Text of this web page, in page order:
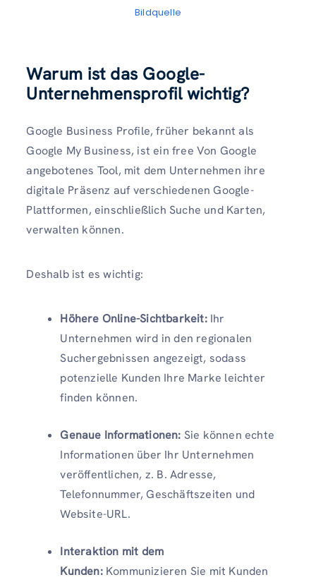
Bildquelle
Warum ist das Google-
Unternehmensprofil wichtig?
Google Business Profile, früher bekannt als
Google My Business, ist ein free Von Google
angebotenes Tool, mit dem Unternehmen ihre
digitale Präsenz auf verschiedenen Google-
Plattformen, einschließlich Suche und Karten,
verwalten können.
Deshalb ist es wichtig:
Höhere Online-Sichtbarkeit: Ihr
Unternehmen wird in den regionalen
Suchergebnissen angezeigt, sodass
potenzielle Kunden Ihre Marke leichter
finden können.
Genaue Informationen: Sie können echte
Informationen über Ihr Unternehmen
veröffentlichen, z. B. Adresse,
Telefonnummer, Geschäftszeiten und
Website-URL.
Interaktion mit dem
Kunden:Kommunizieren Sie mit Kunden